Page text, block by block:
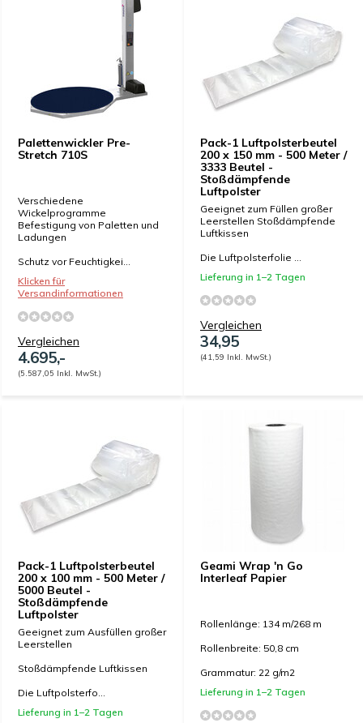
Palettenwickler Pre-
Stretch 710S
Verschiedene
Wickelprogramme
Befestigung von Paletten und
Ladungen
Schutz vor Feuchtigkei...
Klicken für
Versandinformationen
Vergleichen
4.695,-
(5.587,05 Inkl. MwSt.)
Pack-1 Luftpolsterbeutel
200 x 150 mm - 500 Meter /
3333 Beutel -
Stoßdämpfende
Luftpolster
Geeignet zum Füllen großer
Leerstellen Stoßdämpfende
Luftkissen
Die Luftpolsterfolie ...
Lieferung in 1–2 Tagen
Vergleichen
34,95
(41,59 Inkl. MwSt.)
Pack-1 Luftpolsterbeutel
200 x 100 mm - 500 Meter /
5000 Beutel -
Stoßdämpfende
Luftpolster
Geeignet zum Ausfüllen großer
Leerstellen
Stoßdämpfende Luftkissen
Die Luftpolsterfo...
Lieferung in 1–2 Tagen
Geami Wrap 'n Go
Interleaf Papier
Rollenlänge: 134 m/268 m
Rollenbreite: 50,8 cm
Grammatur: 22 g/m2
Lieferung in 1–2 Tagen